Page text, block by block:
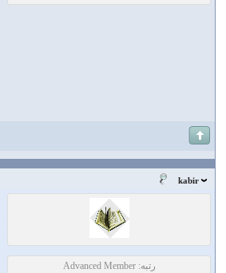
kabir
رتبه: Advanced Member